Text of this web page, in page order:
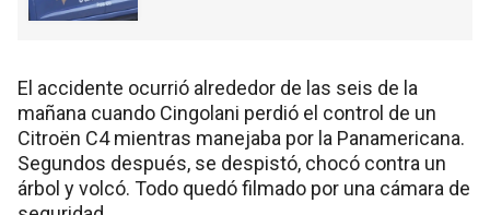
El accidente ocurrió alrededor de las seis de la
mañana cuando Cingolani perdió el control de un
Citroën C4 mientras manejaba por la Panamericana.
Segundos después, se despistó, chocó contra un
árbol y volcó. Todo quedó filmado por una cámara de